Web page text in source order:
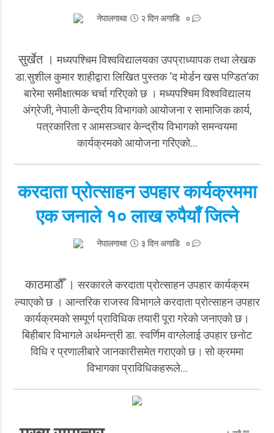
नेपालगाथा २ दिन अगाडि ०
सुर्खेत ।मध्यपश्चिम विश्वविद्यालयका उपप्राध्यापक तथा लेखक
डा.सुशील कुमार शाहीद्वारा लिखित पुस्तक ‘द मोर्डन खस पण्डित’का
बारेमा समीक्षात्मक चर्चा गरिएको छ । मध्यपश्चिम विश्वविद्यालय
अंग्रेजी, नेपाली केन्द्रीय विभागको आयोजना र सामाजिक कार्य,
पत्रकारिता र आमसञ्चार केन्द्रीय विभागको समन्वयमा
कार्यक्रमको आयोजना गरिएको…
करदाता प्रोत्साहन उपहार कार्यक्रममा
एक जनाले १० लाख रुपैयाँ जित्ने
नेपालगाथा ३ दिन अगाडि ०
काठमाडौँ ।सरकारले करदाता प्रोत्साहन उपहार कार्यक्रम
ल्याएकाे छ । आन्तरिक राजस्व विभागले करदाता प्रोत्साहन उपहार
कार्यक्रमको सम्पूर्ण प्राविधिक तयारी पूरा गरेको जनाएकाे छ।
बिहीबार विभागले अर्थमन्त्री डा. स्वर्णिम वाग्लेलाई उपहार छनोट
विधि र प्रणालीबारे जानकारीसमेत गराएको छ। सो क्रममा
विभागका प्राविधिकहरूले…